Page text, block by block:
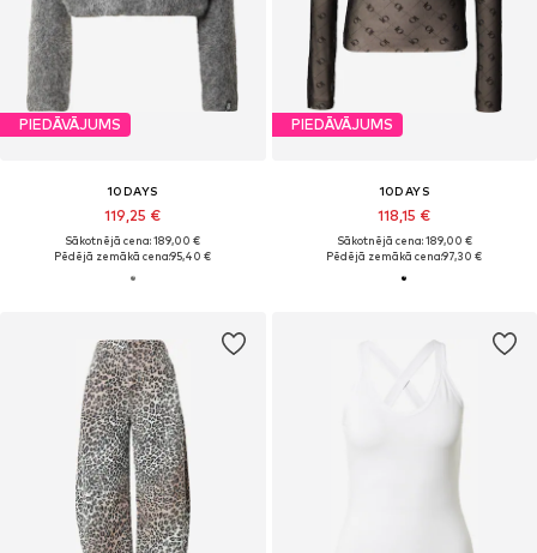
PIEDĀVĀJUMS
10DAYS
119,25 €
Sākotnējā cena: 189,00 €
Pēdējā zemākā cena:95,40 €
PIEDĀVĀJUMS
10DAYS
118,15 €
Sākotnējā cena: 189,00 €
Pēdējā zemākā cena:97,30 €